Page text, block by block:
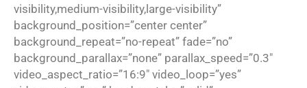
visibility,medium-visibility,large-visibility”
background_position=”center center”
background_repeat=”no-repeat” fade=”no”
background_parallax=”none” parallax_speed=”0.3″
video_aspect_ratio=”16:9″ video_loop=”yes”